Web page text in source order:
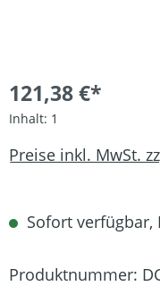
121,38 €*
Inhalt: 1
Preise inkl. MwSt.
Sofort verfügbar,
Produktnummer: